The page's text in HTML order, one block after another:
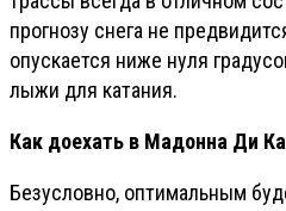
прогнозу снега не
опускается ниже нуля
лыжи для катания.
Как доехать в Мадонна Ди
Безусловно, оптимальным